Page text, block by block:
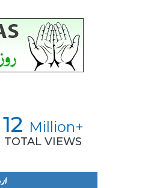
12 Million+
TOTAL VIEWS